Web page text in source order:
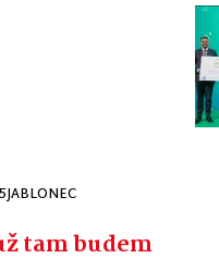
JAKO
tam budem